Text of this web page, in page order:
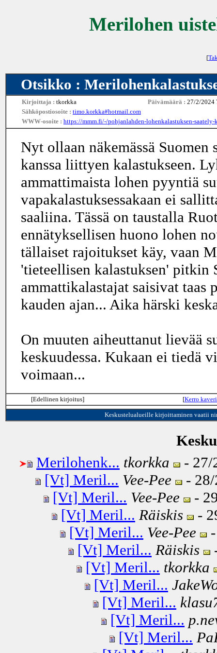
Merilohen
[
Otsikko :
Kirjoittaja : tkorkka Päivämäärä : 27/2/2024
Sähköpostiosoite : timo.korkka#hotmail.com
WWW-osoite : https://mmm.fi/-/pohjanlahden-lohenkalastuksen-saately-
Nyt ollaan näkemässä
kanssa liittyen kalastukseen.
ammattimaista lohen pyyntiä
vapakalastuksessakaan ei
saaliina. Tässä on taustalla
ennätyksellisen huono lohen
tällaiset rajoitukset käy, vaan
'tieteellisen kalastuksen' pitkin
ammattikalastajat saisivat
kauden ajan... Aika härski
On muuten aiheuttanut lievää
keskuudessa. Kukaan ei tiedä
voimaan...
[Edellinen kirjoitus] [Kerro
Keskustelualueille kirjoittaminen vaatii
Merilohenk... tkorkka
- 27/
[Vt] Meril... Vee-Pee
-
[Vt] Meril... Vee-Pee
-
[Vt] Meril... Räiskis
-
[Vt] Meril... Vee-Pee
[Vt] Meril... Räiskis
[Vt] Meril... tkorkka
[Vt] Meril...
[Vt] Meril...
[Vt] Meril...
[Vt] Meril...